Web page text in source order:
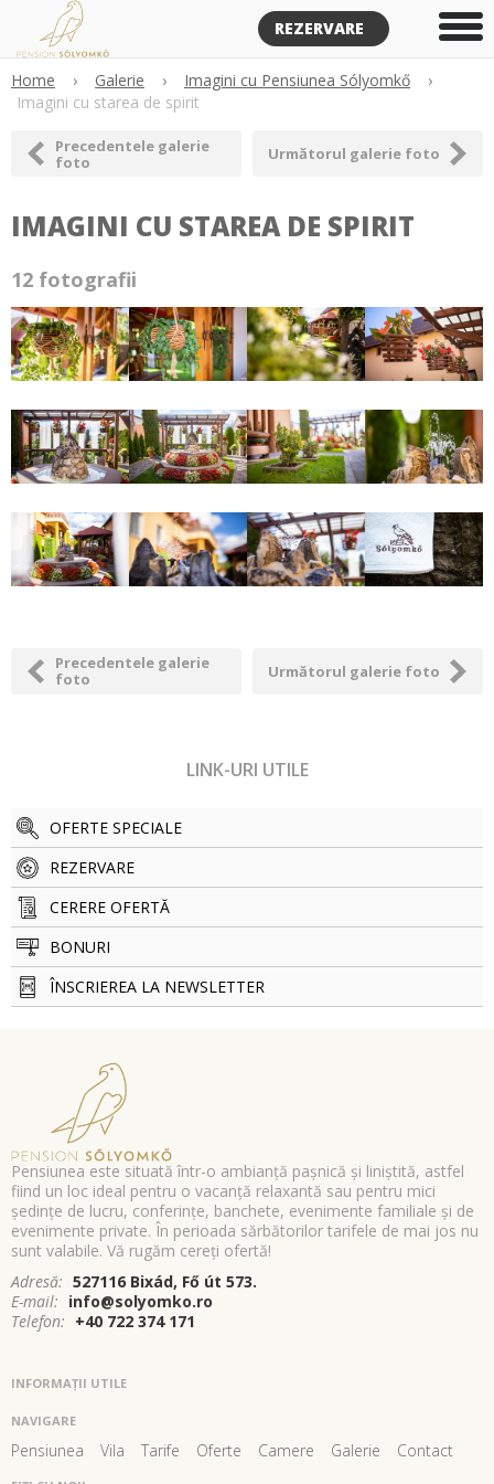
REZERVARE
Home › Galerie › Imagini cu Pensiunea Sólyomkő
›
Imagini cu starea de spirit
Precedentele galerie
foto
Următorul galerie foto
IMAGINI CU STAREA DE SPIRIT
12 fotografii
Precedentele galerie
foto
Următorul galerie foto
LINK-URI UTILE
OFERTE SPECIALE
REZERVARE
CERERE OFERTĂ
BONURI
ÎNSCRIEREA LA NEWSLETTER
Pensiunea este situată într-o ambianţă paşnică şi liniştită, astfel
fiind un loc ideal pentru o vacanţă relaxantă sau pentru mici
şedinţe de lucru, conferinţe, banchete, evenimente familiale şi de
evenimente private. În perioada sărbătorilor tarifele de mai jos nu
sunt valabile. Vă rugăm cereţi ofertă!
Adresă: 527116 Bixád, Fő út 573.
E-mail: info@solyomko.ro
Telefon: +40 722 374 171
INFORMAŢII UTILE
NAVIGARE
Pensiunea Vila Tarife Oferte Camere Galerie Contact